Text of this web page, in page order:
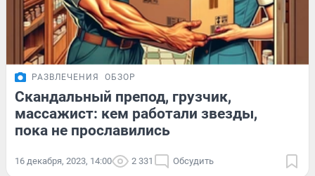
РАЗВЛЕЧЕНИЯ ОБЗОР
Скандальный препод, грузчик,
массажист: кем работали звезды,
пока не прославились
16 декабря, 2023, 14:00 2 331 Обсудить